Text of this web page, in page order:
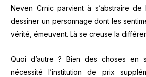
Neven Crnic parvient à s’abstraire de
dessiner un personnage dont les
vérité, émeuvent. Là se creuse la
Quoi d’autre ? Bien des choses en
nécessité l’institution de prix